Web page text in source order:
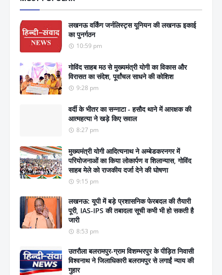
लखनऊ वर्किंग जर्नलिस्ट्स यूनियन की लखनऊ इकाई
का पुनर्गठन
10:59 pm
गोविंद साहब मठ से मुख्यमंत्री योगी का विकास और
विरासत का संदेश, पूर्वांचल साधने की कोशिश
9:28 pm
वर्दी के भीतर का सन्नाटा - हसौद थाने में आरक्षक की
आत्महत्या ने खड़े किए सवाल
8:27 pm
मुख्यमंत्री योगी आदित्यनाथ ने अम्बेडकरनगर में
परियोजनाओं का किया लोकार्पण व शिलान्यास, गोविंद
साहब मेले को राजकीय दर्जा देने की घोषणा
9:15 pm
लखनऊ: यूपी में बड़े प्रशासनिक फेरबदल की तैयारी
पूरी, IAS-IPS की तबादला सूची कभी भी हो सकती है
जारी
8:53 pm
उतरौला बलरामपुर-ग्राम विशम्भरपुर के पीड़ित निवासी
विश्वनाथ ने जिलाधिकारी बलरामपुर से लगाईं न्याय की
गुहार